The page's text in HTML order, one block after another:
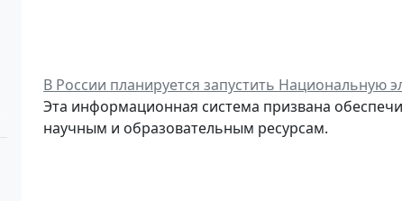
В России планируется запустить Национальную
Эта информационная система призвана
научным и образовательным ресурсам.